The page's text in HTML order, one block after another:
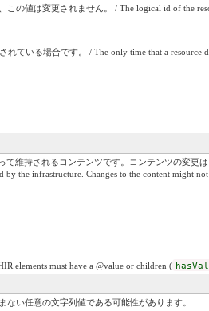
の値は変更されません。 / The logical id of the
いる場合です。 / The only time that a resource
維持されるコンテンツです。コンテンツの変更
the infrastructure. Changes to the content might
elements must have a @value or children (
い任意の文字列値である可能性があります。